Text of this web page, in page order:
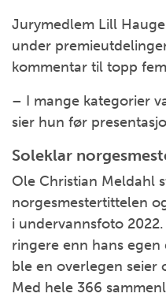
Jurymedlem Lill
under
kommentar til topp
– I mange kategorier
sier hun før
Soleklar
Ole Christian Meldahl
norgesmestertittelen
i undervannsfoto
ringere enn hans
ble en overlegen seier
Med hele 366